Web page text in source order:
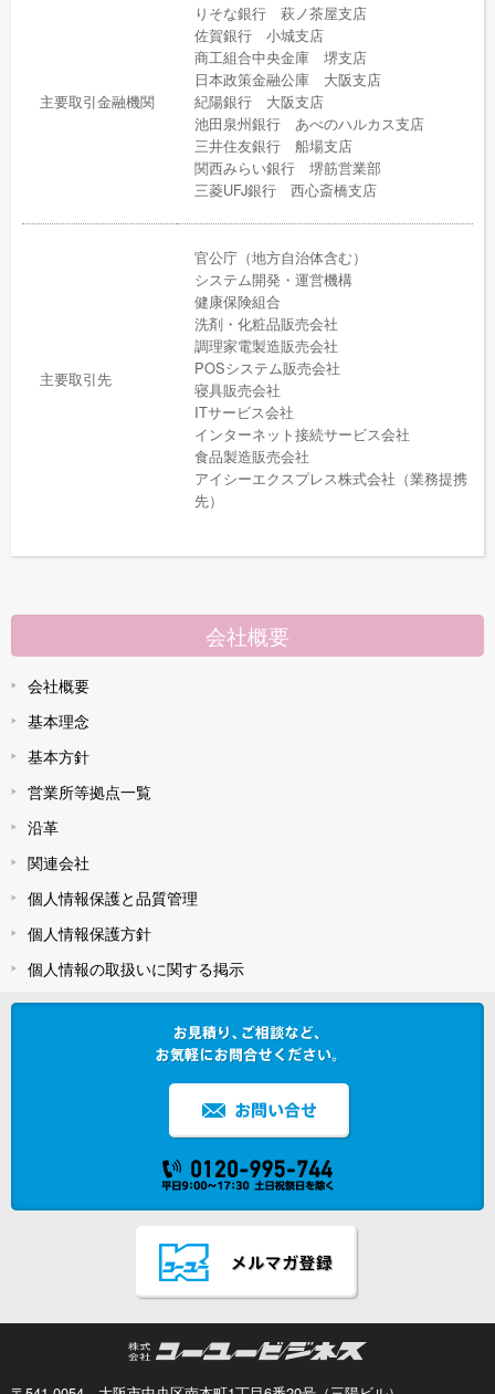
主要取引金融機関
りそな銀行 萩ノ茶屋支店
佐賀銀行 小城支店
商工組合中央金庫 堺支店
日本政策金融公庫 大阪支店
紀陽銀行 大阪支店
池田泉州銀行 あべのハルカス支店
三井住友銀行 船場支店
関西みらい銀行 堺筋営業部
三菱UFJ銀行 西心斎橋支店
主要取引先
官公庁（地方自治体含む）
システム開発・運営機構
健康保険組合
洗剤・化粧品販売会社
調理家電製造販売会社
POSシステム販売会社
寝具販売会社
ITサービス会社
インターネット接続サービス会社
食品製造販売会社
アイシーエクスプレス株式会社（業務提携
先）
会社概要
会社概要
基本理念
基本方針
営業所等拠点一覧
沿革
関連会社
個人情報保護と品質管理
個人情報保護方針
個人情報の取扱いに関する掲示